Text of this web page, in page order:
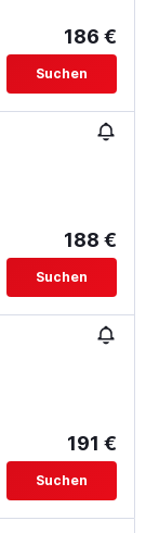
186 €
Suchen
188 €
Suchen
191 €
Suchen